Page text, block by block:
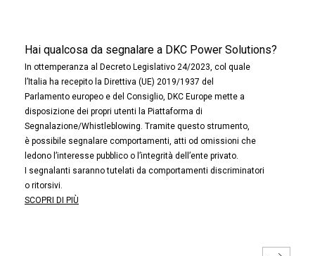
Hai qualcosa da segnalare a DKC Power Solutions?
In ottemperanza al Decreto Legislativo 24/2023, col quale
l’Italia ha recepito la Direttiva (UE) 2019/1937 del
Parlamento europeo e del Consiglio, DKC Europe mette a
disposizione dei propri utenti la Piattaforma di
Segnalazione/Whistleblowing. Tramite questo strumento,
è possibile segnalare comportamenti, atti od omissioni che
ledono l’interesse pubblico o l’integrità dell’ente privato.
I segnalanti saranno tutelati da comportamenti discriminatori
o ritorsivi.
SCOPRI DI PIÙ